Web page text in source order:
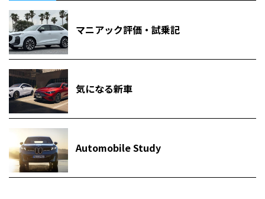
マニアック評価・試乗記
気になる新車
Automobile Study